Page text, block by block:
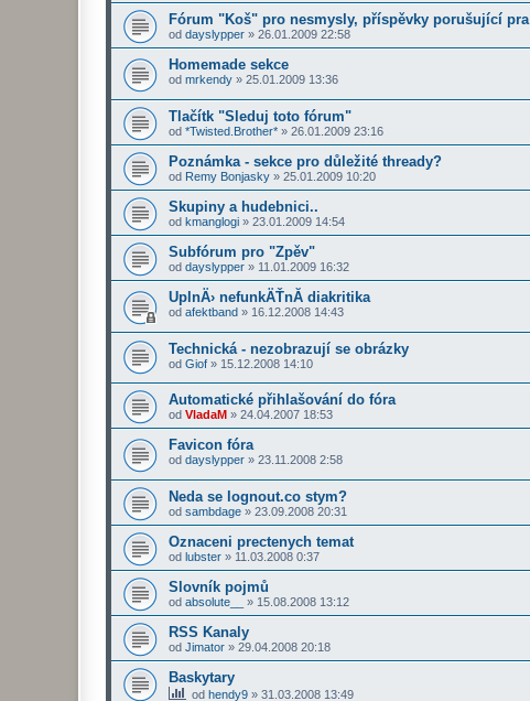
Fórum "Koš" pro nesmysly, příspěvky porušující pra
od dayslypper » 26.01.2009 22:58
Homemade sekce
od mrkendy » 25.01.2009 13:36
Tlačítk "Sleduj toto fórum"
od *Twisted.Brother* » 26.01.2009 23:16
Poznámka - sekce pro důležité thready?
od Remy Bonjasky » 25.01.2009 10:20
Skupiny a hudebnici..
od kmanglogi » 23.01.2009 14:54
Subfórum pro "Zpěv"
od dayslypper » 11.01.2009 16:32
UplnÄ› nefunkÄŤnĂ­ diakritika
od afektband » 16.12.2008 14:43
Technická - nezobrazují se obrázky
od Giof » 15.12.2008 14:10
Automatické přihlašování do fóra
od VladaM » 24.04.2007 18:53
Favicon fóra
od dayslypper » 23.11.2008 2:58
Neda se lognout.co stym?
od sambdage » 23.09.2008 20:31
Oznaceni prectenych temat
od lubster » 11.03.2008 0:37
Slovník pojmů
od absolute__ » 15.08.2008 13:12
RSS Kanaly
od Jimator » 29.04.2008 20:18
Baskytary
od hendy9 » 31.03.2008 13:49